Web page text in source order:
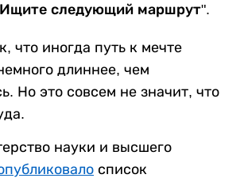
Ищите следующий маршрут".
что иногда путь к мечте
длиннее, чем
Но это совсем не значит, что
науки и высшего
список